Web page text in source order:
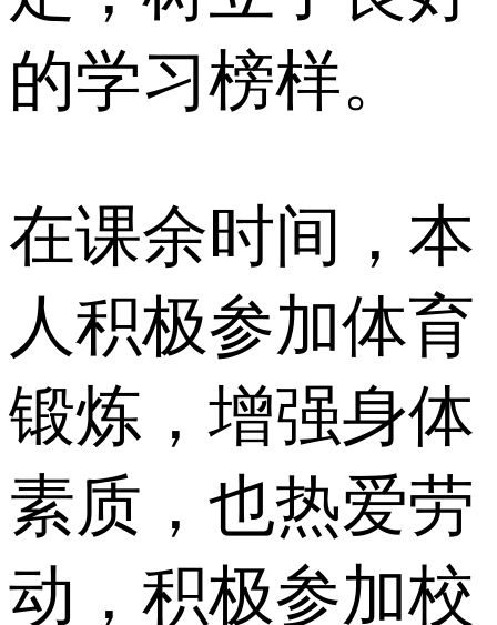
的学习榜样。
在课余时间，本
人积极参加体育
锻炼，增强身体
素质，也热爱劳
动，积极参加校